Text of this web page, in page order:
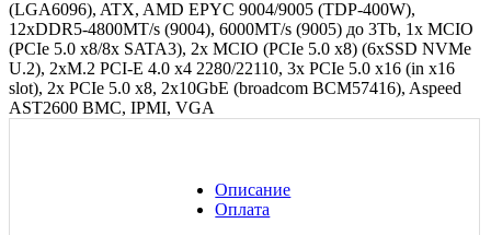
(LGA6096), ATX, AMD EPYC 9004/9005 (TDP-400W),
12xDDR5-4800MT/s (9004), 6000MT/s (9005) до 3Tb, 1x MCIO
(PCIe 5.0 x8/8x SATA3), 2х MCIO (PCIe 5.0 x8) (6хSSD NVMe
U.2), 2xM.2 PCI-E 4.0 x4 2280/22110, 3х PCIe 5.0 x16 (in x16
slot), 2х PCIe 5.0 x8, 2x10GbE (broadcom BCM57416), Aspeed
AST2600 BMC, IPMI, VGA
Описание
Оплата